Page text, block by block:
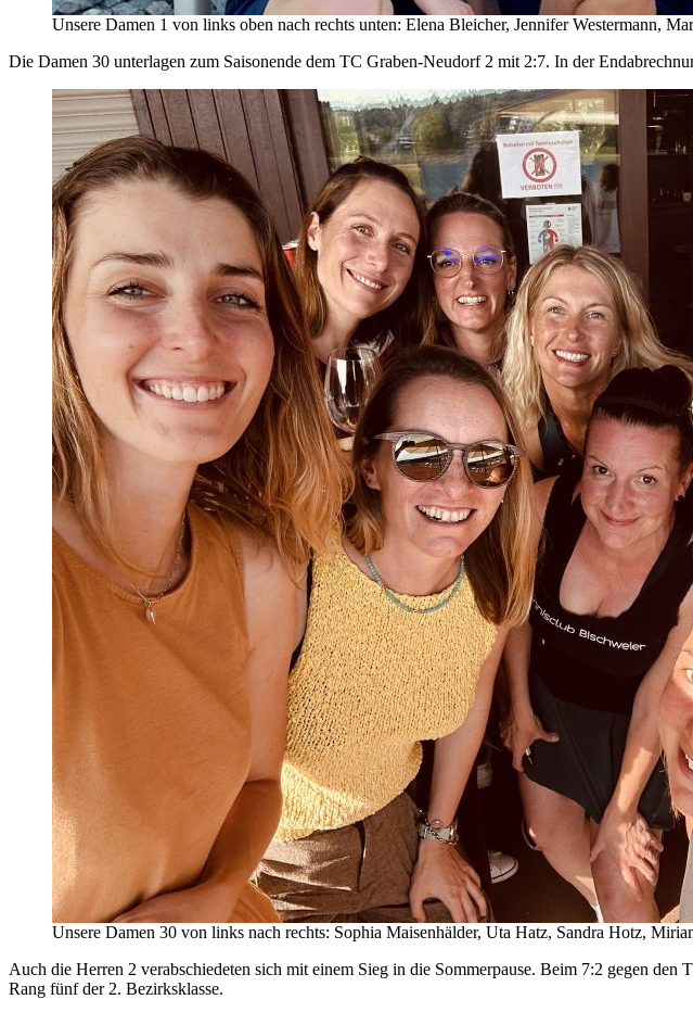
Unsere Damen 1 von links oben nach rechts unten: Elena Bleicher, Jennifer Westermann,
Die Damen 30 unterlagen zum Saisonende dem TC Graben-Neudorf 2 mit 2:7. In der
Unsere Damen 30 von links nach rechts: Sophia Maisenhälder, Uta Hatz, Sandra Hotz,
Auch die Herren 2 verabschiedeten sich mit einem Sieg in die Sommerpause. Beim 7:2 gegen
Rang fünf der 2. Bezirksklasse.